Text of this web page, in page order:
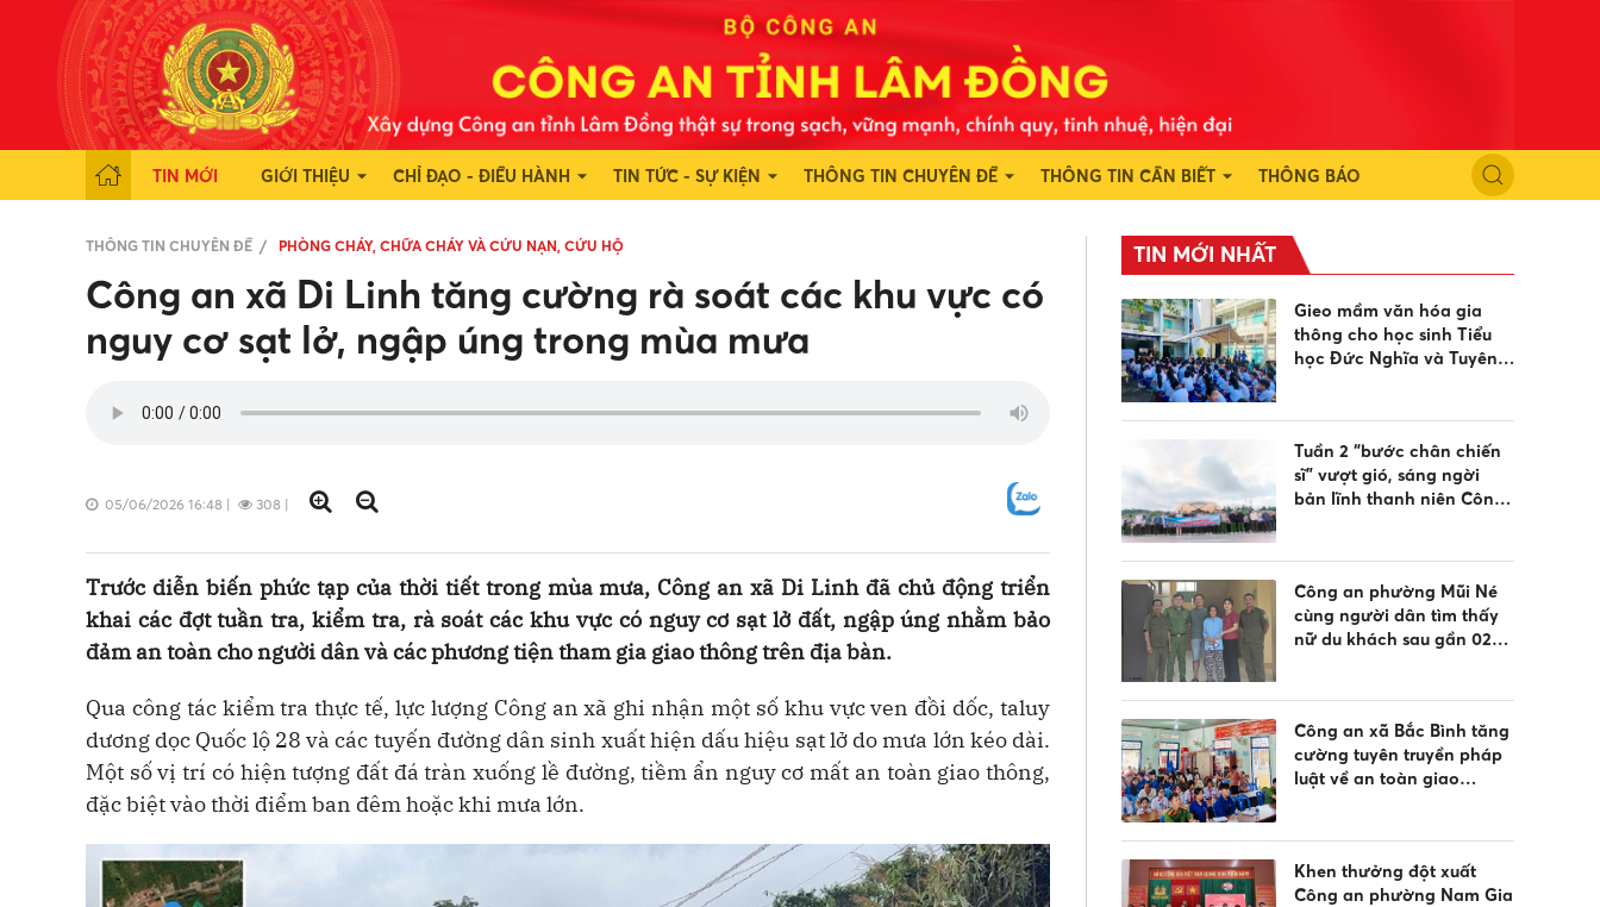
TIN MỚI GIỚI THIỆU CHỈ ĐẠO - ĐIỀU HÀNH TIN TỨC - SỰ KIỆN THÔNG TIN CHUYÊN ĐỀ THÔNG TIN CẦN BIẾT THÔNG BÁO
THÔNG TIN CHUYÊN ĐỀ PHÒNG CHÁY, CHỮA CHÁY VÀ CỨU NẠN, CỨU HỘ
Công an xã Di Linh tăng cường rà soát các khu vực có
nguy cơ sạt lở, ngập úng trong mùa mưa
05/06/2026 16:48 | 308 |
Trước diễn biến phức tạp của thời tiết trong mùa mưa, Công an xã Di Linh đã chủ động triển
khai các đợt tuần tra, kiểm tra, rà soát các khu vực có nguy cơ sạt lở đất, ngập úng nhằm bảo
đảm an toàn cho người dân và các phương tiện tham gia giao thông trên địa bàn.
Qua công tác kiểm tra thực tế, lực lượng Công an xã ghi nhận một số khu vực ven đồi dốc, taluy
dương dọc Quốc lộ 28 và các tuyến đường dân sinh xuất hiện dấu hiệu sạt lở do mưa lớn kéo dài.
Một số vị trí có hiện tượng đất đá tràn xuống lề đường, tiềm ẩn nguy cơ mất an toàn giao thông,
đặc biệt vào thời điểm ban đêm hoặc khi mưa lớn.
TIN MỚI NHẤT
Gieo mầm văn hóa gia
thông cho học sinh Tiểu
học Đức Nghĩa và Tuyên
Tuần 2 “bước chân chiến
sĩ” vượt gió, sáng ngời
bản lĩnh thanh niên Công
Công an phường Mũi Né
cùng người dân tìm thấy
nữ du khách sau gần 02
Công an xã Bắc Bình tăng
cường tuyên truyền pháp
luật về an toàn giao
Khen thưởng đột xuất
Công an phường Nam Gia